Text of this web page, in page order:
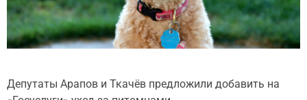
Депутаты Арапов и Ткачёв предложили добавить на